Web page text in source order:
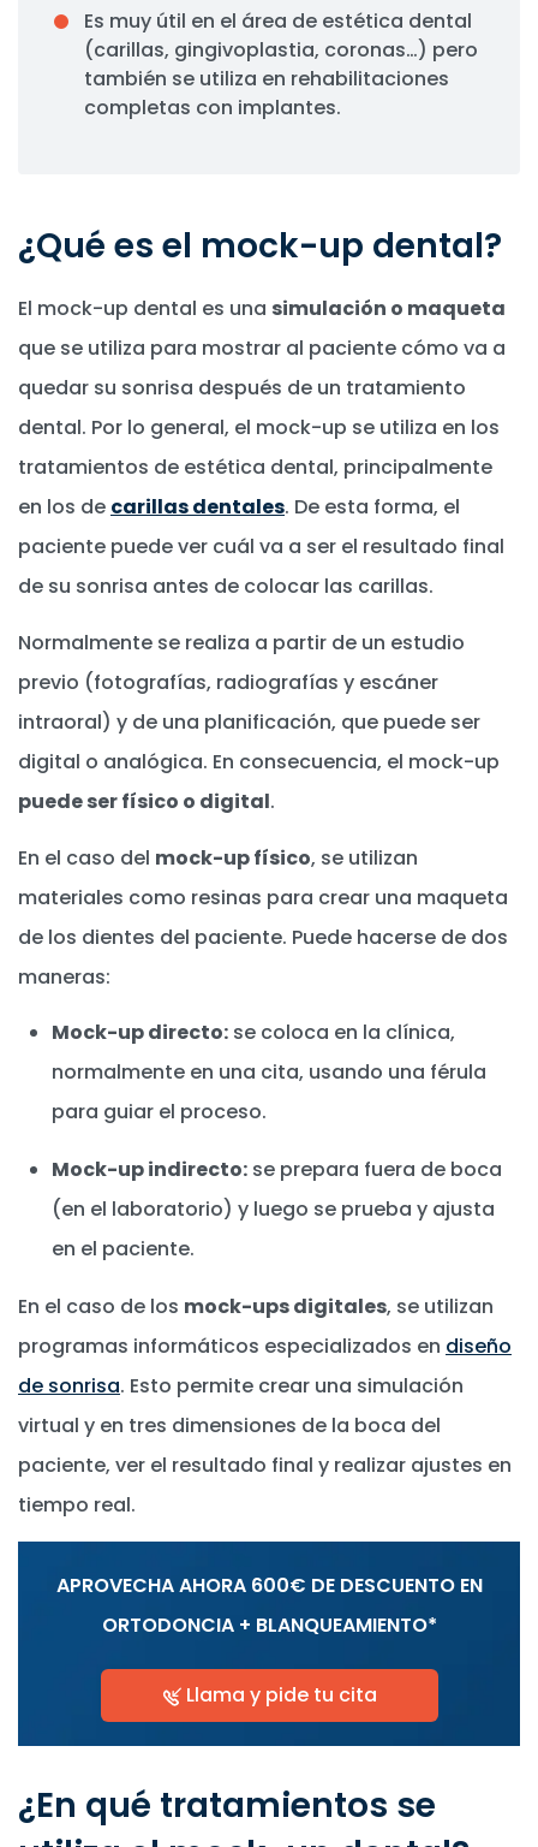
Es muy útil en el área de estética dental
(carillas, gingivoplastia, coronas…) pero
también se utiliza en rehabilitaciones
completas con implantes.
¿Qué es el mock-up dental?
El mock-up dental es una simulación o maqueta
que se utiliza para mostrar al paciente cómo va a
quedar su sonrisa después de un tratamiento
dental. Por lo general, el mock-up se utiliza en los
tratamientos de estética dental, principalmente
en los de carillas dentales. De esta forma, el
paciente puede ver cuál va a ser el resultado final
de su sonrisa antes de colocar las carillas.
Normalmente se realiza a partir de un estudio
previo (fotografías, radiografías y escáner
intraoral) y de una planificación, que puede ser
digital o analógica. En consecuencia, el mock-up
puede ser físico o digital.
En el caso del mock-up físico, se utilizan
materiales como resinas para crear una maqueta
de los dientes del paciente. Puede hacerse de dos
maneras:
Mock-up directo: se coloca en la clínica,
normalmente en una cita, usando una férula
para guiar el proceso.
Mock-up indirecto: se prepara fuera de boca
(en el laboratorio) y luego se prueba y ajusta
en el paciente.
En el caso de los mock-ups digitales, se utilizan
programas informáticos especializados en diseño
de sonrisa. Esto permite crear una simulación
virtual y en tres dimensiones de la boca del
paciente, ver el resultado final y realizar ajustes en
tiempo real.
APROVECHA AHORA 600€ DE DESCUENTO EN
ORTODONCIA + BLANQUEAMIENTO*
Llama y pide tu cita
¿En qué tratamientos se